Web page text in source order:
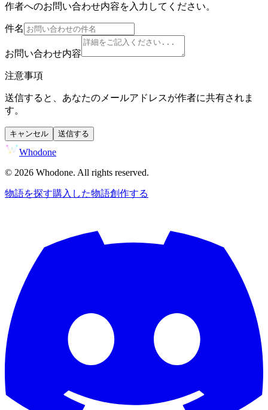
作者へのお問い合わせ内容を入力してください。
件名
お問い合わせ内容
注意事項
送信すると、あなたのメールアドレスが作者に共有されま
す。
キャンセル 送信する
Whodone
© 2026 Whodone. All rights reserved.
物語を探す購入した物語創作する